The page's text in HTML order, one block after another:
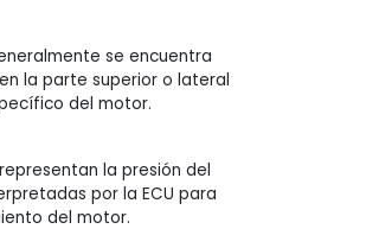
se encuentra
la parte superior o lateral
del motor.
la presión del
por la ECU para
del motor.